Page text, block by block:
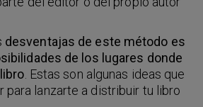
desventajas de este método es
de los lugares donde
. Estas son algunas ideas que
para lanzarte a distribuir tu libro